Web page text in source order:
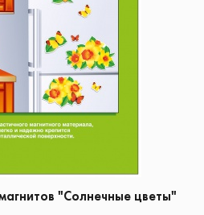
"Солнечные цветы"